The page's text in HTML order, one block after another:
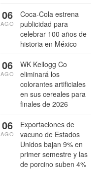
Coca-Cola estrena
publicidad para
celebrar 100 años de
historia en México
06
AGO
WK Kellogg Co
eliminará los
colorantes artificiales
en sus cereales para
finales de 2026
06
AGO
Exportaciones de
vacuno de Estados
Unidos bajan 9% en
primer semestre y las
de porcino suben 4%
06
AGO